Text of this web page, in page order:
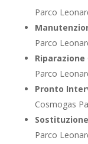
Parco
Parco
Riparazione
Parco
Pronto
Cosmogas
Sostituzione
Parco